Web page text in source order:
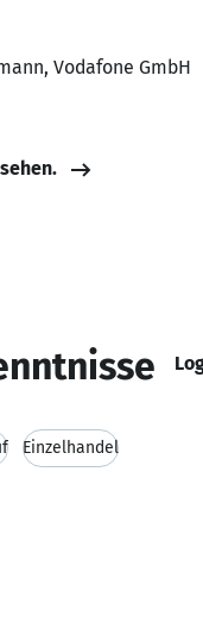
Vodafone GmbH
Einzelhandel